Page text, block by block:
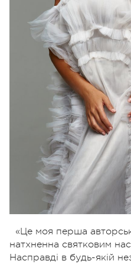
«Це моя перша
натхненна святковим
Насправді в будь-якій